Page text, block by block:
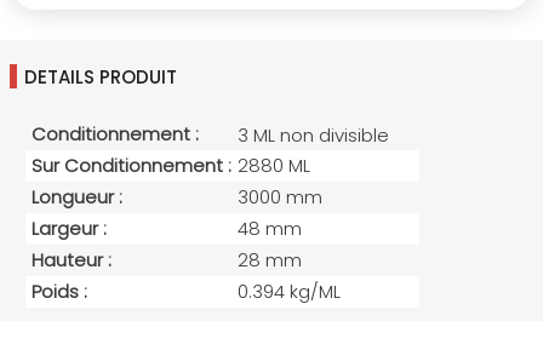
DETAILS PRODUIT
Conditionnement :
3 ML non divisible
Sur Conditionnement : 2880 ML
Longueur :
3000 mm
Largeur :
48 mm
Hauteur :
28 mm
Poids :
0.394 kg/ML